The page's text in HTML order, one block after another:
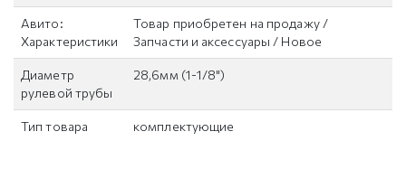
Авито:
Характеристики
Товар приобретен на продажу /
Запчасти и аксессуары / Новое
Диаметр
рулевой трубы
28,6мм (1-1/8")
Тип товара комплектующие